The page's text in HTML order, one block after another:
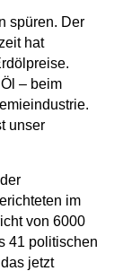
spüren. Der
hat
– beim
unser
im
von 6000
41 politischen
jetzt